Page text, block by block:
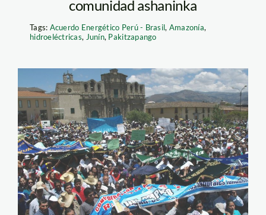
comunidad ashaninka
Tags: Acuerdo Energético Perú - Brasil, Amazonía,
hidroeléctricas, Junín, Pakitzapango
conga_paro_servindi